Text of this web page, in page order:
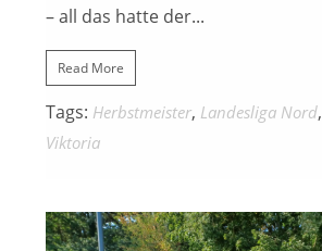
– all das hatte der...
Read More
Tags: Herbstmeister, Landesliga Nord,
Viktoria